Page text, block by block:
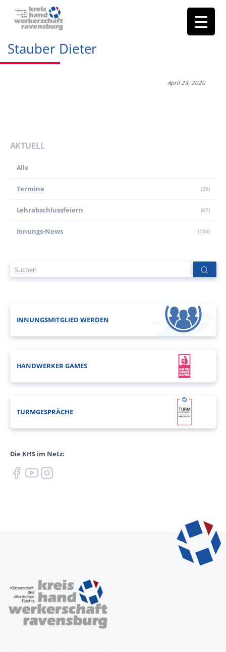
Stauber Dieter
April 23, 2020
AKTUELL
Alle
Termine (38)
Lehr­abschluss­feiern (67)
Innungs-News (150)
INNUNGSMITGLIED WERDEN
HANDWERKER GAMES
TURMGESPRÄCHE
Die KHS im Netz: